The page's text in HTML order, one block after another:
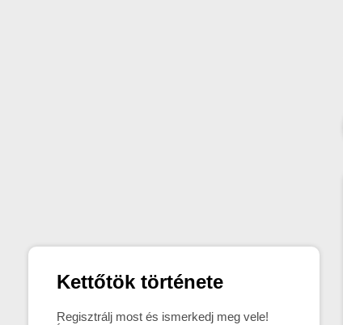
Kettőtök története
Regisztrálj most és ismerkedj meg vele!